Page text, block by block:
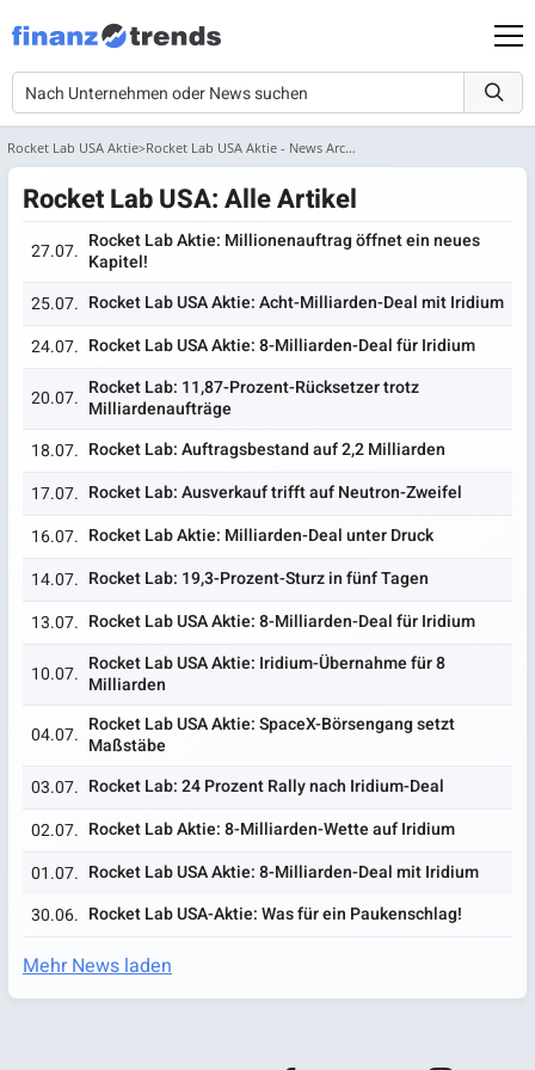
Rocket Lab USA Aktie Rocket Lab USA Aktie - News Archiv
Rocket Lab USA: Alle Artikel
27.07. Rocket Lab Aktie: Millionenauftrag öffnet ein neues
Kapitel!
25.07. Rocket Lab USA Aktie: Acht-Milliarden-Deal mit Iridium
24.07. Rocket Lab USA Aktie: 8-Milliarden-Deal für Iridium
20.07. Rocket Lab: 11,87-Prozent-Rücksetzer trotz
Milliardenaufträge
18.07. Rocket Lab: Auftragsbestand auf 2,2 Milliarden
17.07. Rocket Lab: Ausverkauf trifft auf Neutron-Zweifel
16.07. Rocket Lab Aktie: Milliarden-Deal unter Druck
14.07. Rocket Lab: 19,3-Prozent-Sturz in fünf Tagen
13.07. Rocket Lab USA Aktie: 8-Milliarden-Deal für Iridium
10.07. Rocket Lab USA Aktie: Iridium-Übernahme für 8
Milliarden
04.07. Rocket Lab USA Aktie: SpaceX-Börsengang setzt
Maßstäbe
03.07. Rocket Lab: 24 Prozent Rally nach Iridium-Deal
02.07. Rocket Lab Aktie: 8-Milliarden-Wette auf Iridium
01.07. Rocket Lab USA Aktie: 8-Milliarden-Deal mit Iridium
30.06. Rocket Lab USA-Aktie: Was für ein Paukenschlag!
Mehr News laden